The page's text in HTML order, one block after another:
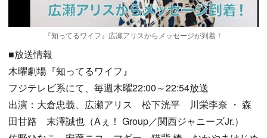
『知ってるワイフ』広瀬アリスからメッセージが到着！
■放送情報
木曜劇場『知ってるワイフ』
フジテレビ系にて、毎週木曜22:00～22:54放送
出演：大倉忠義、広瀬アリス 松下洸平 川栄李奈 ・ 森
田甘路 末澤誠也（Aぇ！ Group／関西ジャニーズJr.）